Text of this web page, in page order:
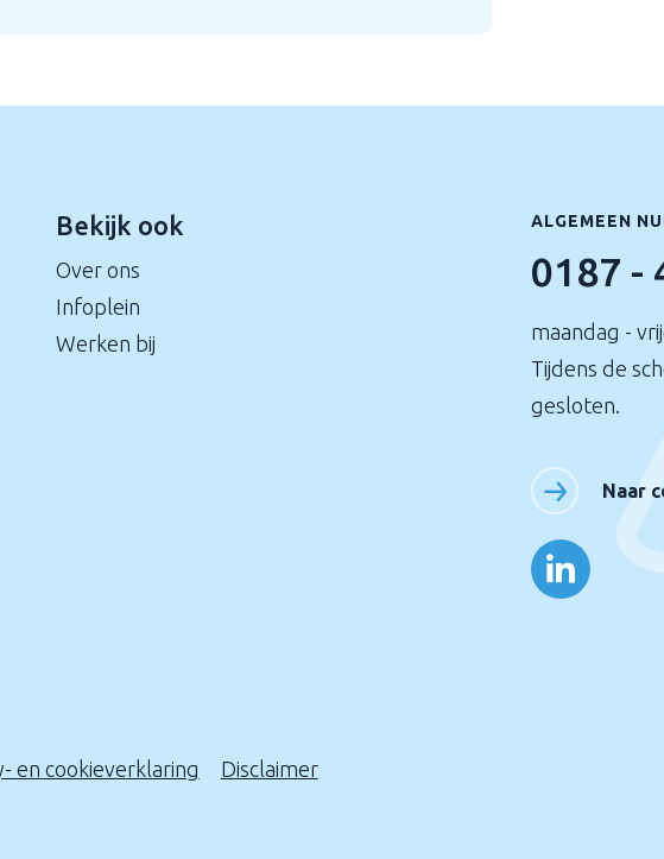
Bekijk ook
Over ons
Infoplein
Werken bij
ALGEMEEN
0187 -
maandag -
Tijdens de
gesloten.
Naar
en cookieverklaring Disclaimer